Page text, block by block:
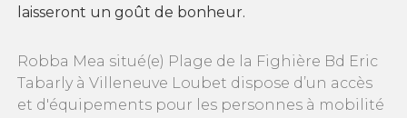
laisseront un goût de bonheur.
Robba Mea situé(e) Plage de la Fighière Bd Eric
Tabarly à Villeneuve Loubet dispose d’un accès
et d'équipements pour les personnes à mobilité